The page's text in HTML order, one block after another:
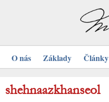
O nás Základy Články
shehnaazkhanseol